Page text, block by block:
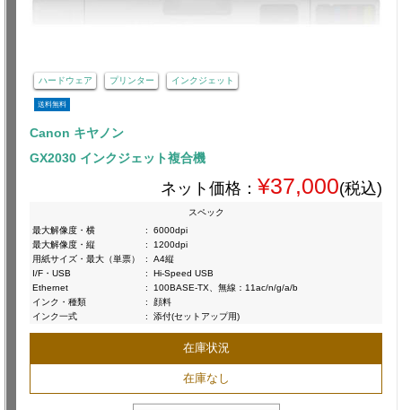
ハードウェア プリンター インクジェット
送料無料
Canon キヤノン
GX2030 インクジェット複合機
ネット価格： ¥37,000(税込)
スペック
最大解像度・横
:
6000dpi
最大解像度・縦
:
1200dpi
用紙サイズ・最大（単票）
:
A4縦
I/F・USB
:
Hi-Speed USB
Ethernet
:
100BASE-TX、無線：11ac/n/g/a/b
インク・種類
:
顔料
インク一式
: 添付(セットアップ用)
在庫状況
在庫なし